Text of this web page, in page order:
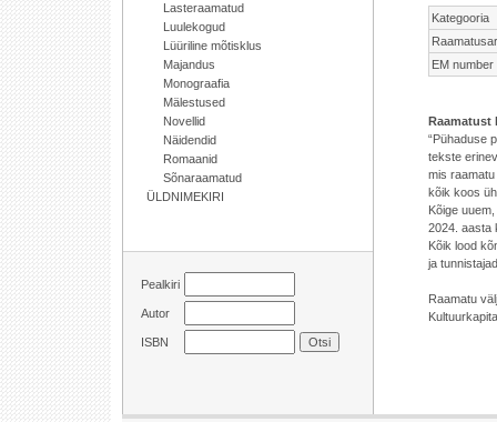
Lasteraamatud
Luulekogud
Lüüriline mõtisklus
Majandus
Monograafia
Mälestused
Novellid
Näidendid
Romaanid
Sõnaraamatud
ÜLDNIMEKIRI
Pealkiri
Autor
ISBN
Kategooria
EM number
Raamatust
“Pühaduse
tekste
mis
kõik koos
Kõige
2024. aasta
Kõik lood
ja
Raamatu